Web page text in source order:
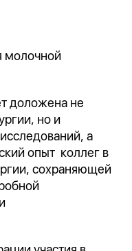
молочной
доложена не
но и
а
опыт коллег в
сохраняющей